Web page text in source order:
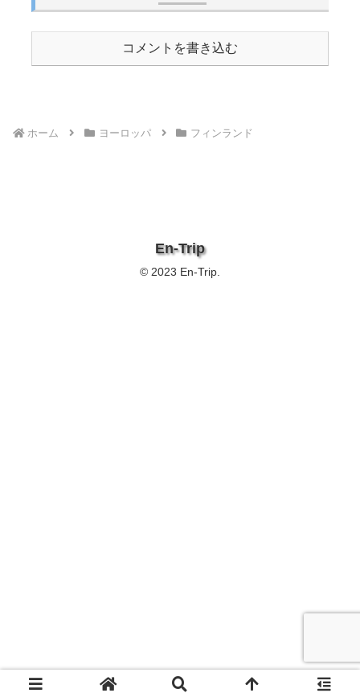
コメントを書き込む
ホーム ヨーロッパ フィンランド
En-Trip
© 2023 En-Trip.